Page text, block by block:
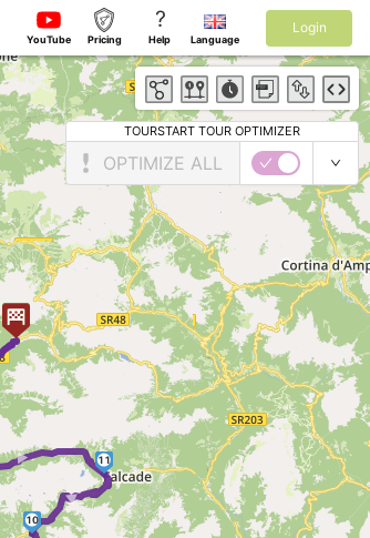
►
►
10
11
YouTube Pricing
?
Help Language
Login
TOURSTART TOUR OPTIMIZER
OPTIMIZE ALL